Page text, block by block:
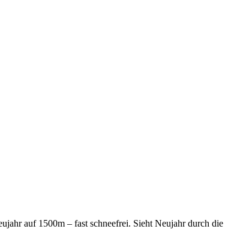
auf 1500m – fast schneefrei. Sieht Neujahr durch die